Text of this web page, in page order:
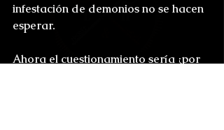
infestación de demonios no se hacen
esperar.
Ahora el cuestionamiento sería ¿por